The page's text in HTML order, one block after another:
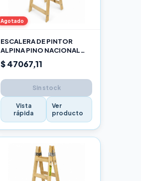
Agotado
ESCALERA DE PINTOR
ALPINA PINO NACIONAL
1,20M PRO
$ 47067,11
Sin stock
Vista
rápida
Ver
producto